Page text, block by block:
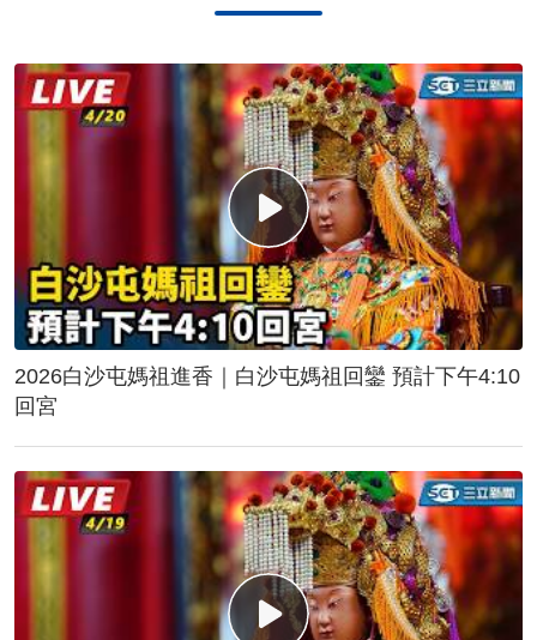
2026白沙屯媽祖進香｜白沙屯媽祖回鑾 預計下午4:10
回宮